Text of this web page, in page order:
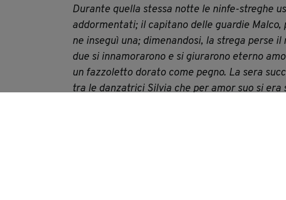
Durante quella stessa notte le ninfe-streghe
addormentati; il capitano delle guardie
ne inseguì una; dimenandosi, la strega perse
due si innamorarono e si giurarono eterno
un fazzoletto dorato come pegno. La sera
tra le danzatrici Silvia che per amor suo si